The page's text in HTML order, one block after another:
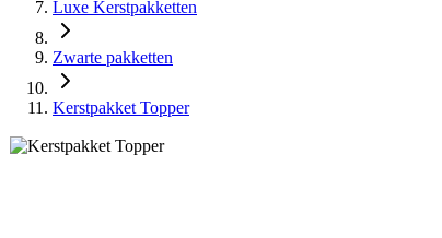
Luxe Kerstpakketten
Zwarte pakketten
Kerstpakket Topper